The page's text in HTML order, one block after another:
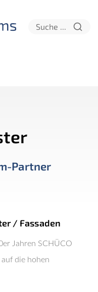
Partner
/ Fassaden
Jahren SCHÜCO
die hohen